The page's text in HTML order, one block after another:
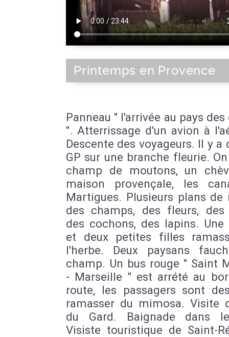
Printemps en Provence
Panneau " l'arrivée au pays
". Atterrissage d'un avion à
Descente des voyageurs. Il y a
GP sur une branche fleurie.
champ de moutons, un
maison provençale, les
Martigues. Plusieurs plans de
des champs, des fleurs, des
des cochons, des lapins.
et deux petites filles
l'herbe. Deux paysans
champ. Un bus rouge " Saint
- Marseille " est arrété au
route, les passagers sont
ramasser du mimosa. Visite
du Gard. Baignade dans
Visiste touristique de Saint-